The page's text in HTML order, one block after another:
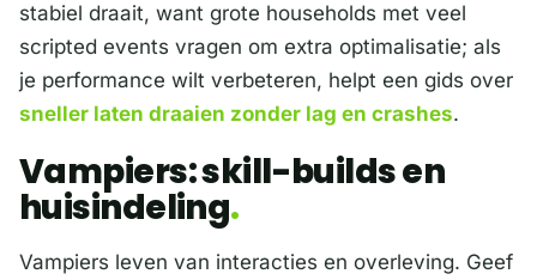
stabiel draait, want grote households met veel
scripted events vragen om extra optimalisatie; als
je performance wilt verbeteren, helpt een gids over
sneller laten draaien zonder lag en crashes.
Vampiers: skill-builds en
huisindeling
Vampiers leven van interacties en overleving. Geef